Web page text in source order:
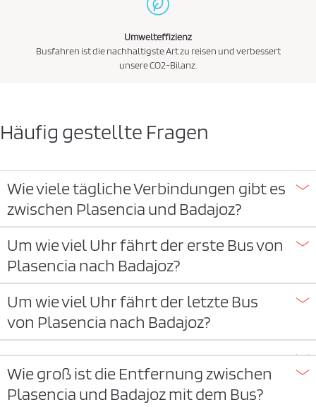
Umwelteffizienz
Busfahren ist die nachhaltigste Art zu reisen und verbessert
unsere CO2-Bilanz.
Häufig gestellte Fragen
Wie viele tägliche Verbindungen gibt es
zwischen Plasencia und Badajoz?
Um wie viel Uhr fährt der erste Bus von
Plasencia nach Badajoz?
Um wie viel Uhr fährt der letzte Bus
von Plasencia nach Badajoz?
Wie groß ist die Entfernung zwischen
Plasencia und Badajoz mit dem Bus?